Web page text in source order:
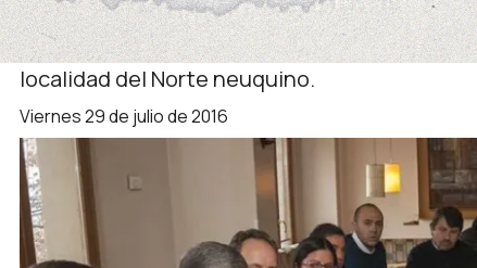
Hoy a las 11 se conocieron las ofertas de las
para reactivar el Proyecto Minero Andacollo,
localidad del Norte neuquino.
viernes 29 de julio de 2016